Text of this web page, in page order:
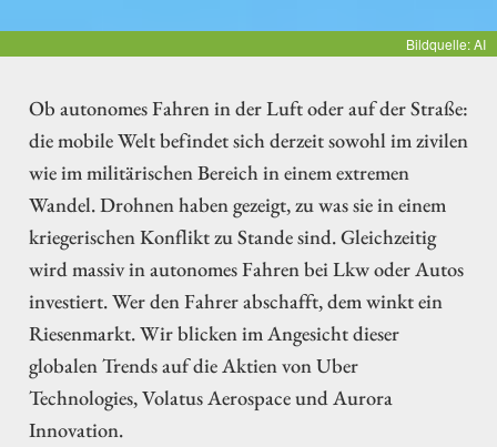
Bildquelle: AI
Ob autonomes Fahren in der Luft oder auf der Straße:
die mobile Welt befindet sich derzeit sowohl im zivilen
wie im militärischen Bereich in einem extremen
Wandel. Drohnen haben gezeigt, zu was sie in einem
kriegerischen Konflikt zu Stande sind. Gleichzeitig
wird massiv in autonomes Fahren bei Lkw oder Autos
investiert. Wer den Fahrer abschafft, dem winkt ein
Riesenmarkt. Wir blicken im Angesicht dieser
globalen Trends auf die Aktien von Uber
Technologies, Volatus Aerospace und Aurora
Innovation.